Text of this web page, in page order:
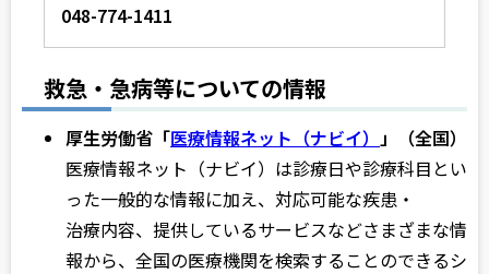
048-774-1411
救急・急病等についての情報
厚生労働省「医療情報ネット（ナビイ） 」（全国）
医療情報ネット（ナビイ）は診療日や診療科目とい
った一般的な情報に加え、対応可能な疾患・
治療内容、提供しているサービスなどさまざまな情
報から、全国の医療機関を検索することのできるシ